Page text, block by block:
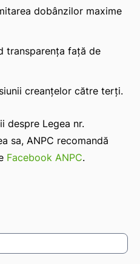
dobânzilor maxime
transparența față de
creanțelor către terți.
despre Legea nr.
sa, ANPC recomandă
Facebook ANPC.